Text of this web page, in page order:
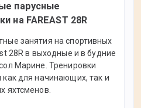
парусные
на FAREAST 28R
занятия на спортивных
28R в выходные и в будние
Марине. Тренировки
как для начинающих, так и
яхтсменов.